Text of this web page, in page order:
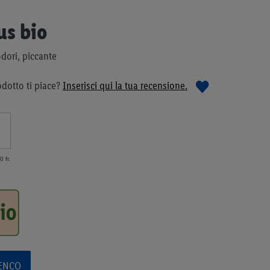
bio
piccante
ti piace?Inserisci qui la tua recensione.
fr.